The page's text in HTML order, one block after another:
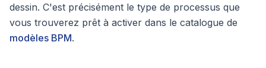
dessin. C'est précisément le type de processus que
vous trouverez prêt à activer dans le catalogue de
modèles BPM.